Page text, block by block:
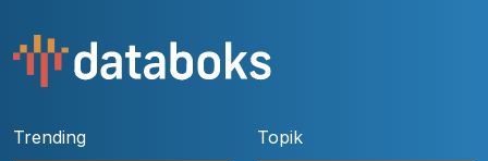
Trending Topik